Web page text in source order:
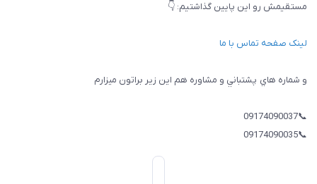
مستقیمش رو این پایین گذاشتیم: 👇
لینک صفحه تماس با ما
و شماره هاي پشتباني و مشاوره هم اين زير براتون ميزارم
📞09174090037
📞09174090035